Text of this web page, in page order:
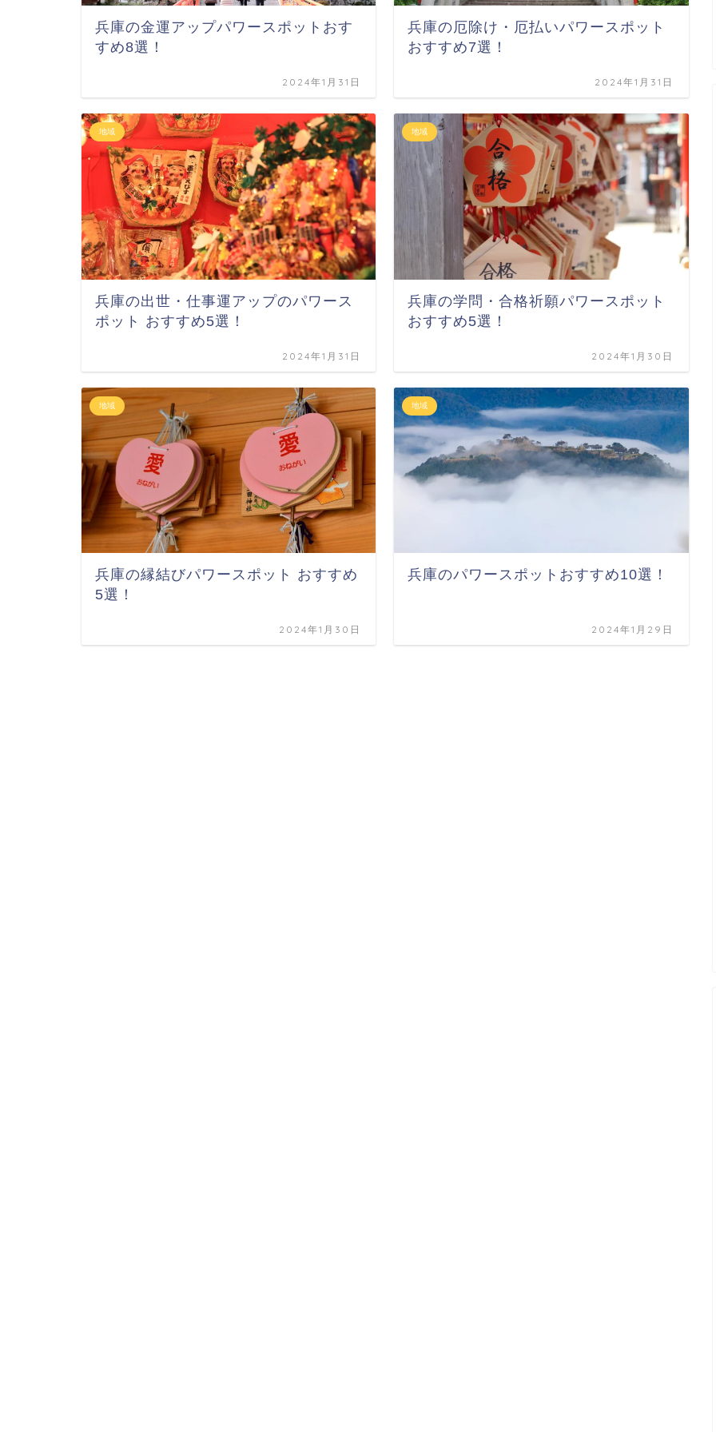
兵庫の金運アップパワースポットおす
すめ8選！
2024年1月31日
兵庫の厄除け・厄払いパワースポット
おすすめ7選！
2024年1月31日
地域
兵庫の出世・仕事運アップのパワース
ポット おすすめ5選！
2024年1月31日
地域
兵庫の学問・合格祈願パワースポット
おすすめ5選！
2024年1月30日
地域
兵庫の縁結びパワースポット おすすめ
5選！
2024年1月30日
地域
兵庫のパワースポットおすすめ10選！
2024年1月29日